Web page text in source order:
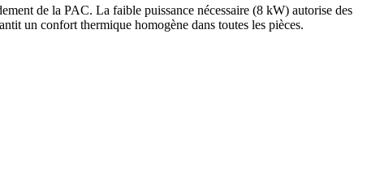
de la PAC. La faible puissance nécessaire (8 kW) autorise des
un confort thermique homogène dans toutes les pièces.